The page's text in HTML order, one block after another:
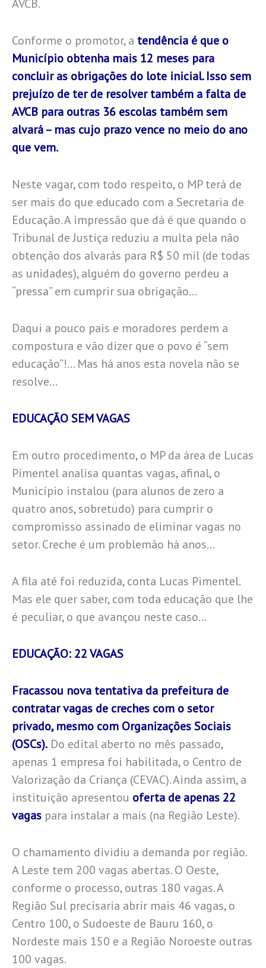
AVCB.
Conforme o promotor, a tendência é que o
Município obtenha mais 12 meses para
concluir as obrigações do lote inicial. Isso sem
prejuízo de ter de resolver também a falta de
AVCB para outras 36 escolas também sem
alvará – mas cujo prazo vence no meio do ano
que vem.
Neste vagar, com todo respeito, o MP terá de
ser mais do que educado com a Secretaria de
Educação. A impressão que dá é que quando o
Tribunal de Justiça reduziu a multa pela não
obtenção dos alvarás para R$ 50 mil (de todas
as unidades), alguém do governo perdeu a
“pressa” em cumprir sua obrigação…
Daqui a pouco pais e moradores perdem a
compostura e vão dizer que o povo é “sem
educação”!… Mas há anos esta novela não se
resolve…
EDUCAÇÃO SEM VAGAS
Em outro procedimento, o MP da área de Lucas
Pimentel analisa quantas vagas, afinal, o
Município instalou (para alunos de zero a
quatro anos, sobretudo) para cumprir o
compromisso assinado de eliminar vagas no
setor. Creche é um problemão há anos…
A fila até foi reduzida, conta Lucas Pimentel.
Mas ele quer saber, com toda educação que lhe
é peculiar, o que avançou neste caso…
EDUCAÇÃO: 22 VAGAS
Fracassou nova tentativa da prefeitura de
contratar vagas de creches com o setor
privado, mesmo com Organizações Sociais
(OSCs). Do edital aberto no mês passado,
apenas 1 empresa foi habilitada, o Centro de
Valorização da Criança (CEVAC). Ainda assim, a
instituição apresentou oferta de apenas 22
vagas para instalar a mais (na Região Leste).
O chamamento dividiu a demanda por região.
A Leste tem 200 vagas abertas. O Oeste,
conforme o processo, outras 180 vagas. A
Região Sul precisaria abrir mais 46 vagas, o
Centro 100, o Sudoeste de Bauru 160, o
Nordeste mais 150 e a Região Noroeste outras
100 vagas.